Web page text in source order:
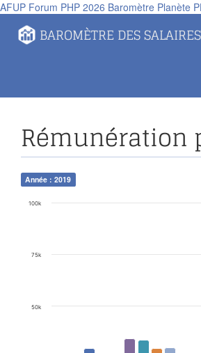
AFUP Forum PHP 2026 Baromètre Planète
BAROMÈTRE DES
Rémunération
Année : 2019
50k
75k
100k
Panneau de gestion des cookies